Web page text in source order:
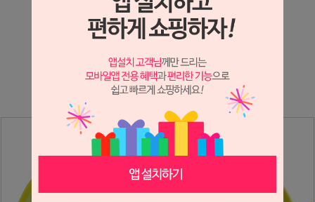
상세정보 새창 열기
상세 정보를 확대해 보실 수 있습니다.
※ 필독해주세요 ※
장미는 시세 변동에 따라 가격이 달라질 수 있으니
문의 후 주문 바랍니다.